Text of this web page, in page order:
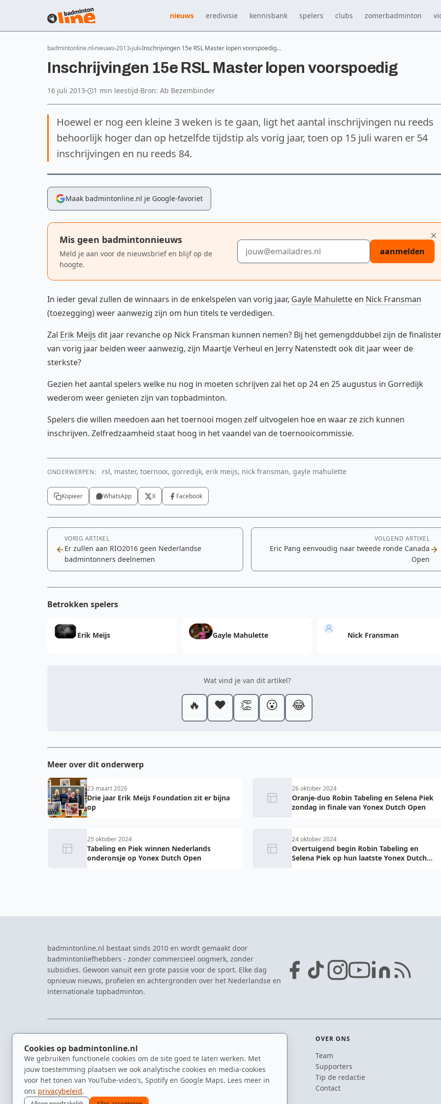
Cookies op badmintonline.nl
We gebruiken functionele cookies om de site goed te laten werken. Met
jouw toestemming plaatsen we ook analytische cookies en media-cookies
voor het tonen van YouTube-video's, Spotify en Google Maps. Lees meer in
ons privacybeleid.
nieuws eredivisie kennisbank spelers clubs zomerbadminton
badmintonline.nl nieuws 2013 juli Inschrijvingen 15e RSL Master lopen voorspoedig…
Inschrijvingen 15e RSL Master lopen voorspoedig
16 juli 2013· 1 min leestijd·Bron: Ab Bezembinder
Hoewel er nog een kleine 3 weken is te gaan, ligt het aantal inschrijvingen nu reeds
behoorlijk hoger dan op hetzelfde tijdstip als vorig jaar, toen op 15 juli waren er 54
inschrijvingen en nu reeds 84.
Maak badmintonline.nl je Google-favoriet
Mis geen badmintonnieuws
Meld je aan voor de nieuwsbrief en blijf op de
hoogte.
E-mailadres
aanmelden
In ieder geval zullen de winnaars in de enkelspelen van vorig jaar, Gayle Mahulette en Nick Fransman
(toezegging) weer aanwezig zijn om hun titels te verdedigen.
Zal Erik Meijs dit jaar revanche op Nick Fransman kunnen nemen? Bij het gemengddubbel zijn de
van vorig jaar beiden weer aanwezig, zijn Maartje Verheul en Jerry Natenstedt ook dit jaar weer de
sterkste?
Gezien het aantal spelers welke nu nog in moeten schrijven zal het op 24 en 25 augustus in Gorredijk
wederom weer genieten zijn van topbadminton.
Spelers die willen meedoen aan het toernooi mogen zelf uitvogelen hoe en waar ze zich kunnen
inschrijven. Zelfredzaamheid staat hoog in het vaandel van de toernooicommissie.
ONDERWERPEN: rsl, master, toernooi, gorredijk, erik meijs, nick fransman, gayle mahulette
Kopieer WhatsApp X Facebook
VORIG ARTIKEL
Er zullen aan RIO2016 geen Nederlandse
badmintonners deelnemen
VOLGEND ARTIKEL
Eric Pang eenvoudig naar tweede ronde Canada
Open
Betrokken spelers
Erik Meijs Gayle Mahulette Nick Fransman
Wat vind je van dit artikel?
🔥 ❤️ 👏 😮 😂
Meer over dit onderwerp
23 maart 2026
Drie jaar Erik Meijs Foundation zit er bijna
op
26 oktober 2024
Oranje-duo Robin Tabeling en Selena Piek
zondag in finale van Yonex Dutch Open
25 oktober 2024
Tabeling en Piek winnen Nederlands
onderonsje op Yonex Dutch Open
24 oktober 2024
Overtuigend begin Robin Tabeling en
Selena Piek op hun laatste Yonex Dutch
badmintonline.nl bestaat sinds 2010 en wordt gemaakt door
badmintonliefhebbers - zonder commercieel oogmerk, zonder
subsidies. Gewoon vanuit een grote passie voor de sport. Elke dag
opnieuw nieuws, profielen en achtergronden over het Nederlandse en
internationale topbadminton.
Nieuws
Kennisbank
Spelers
Clubs
Video's
Eredivisie
NK Badminton
Dutch Open
Zomerbadminton
OVER ONS
Team
Supporters
Tip de redactie
Contact